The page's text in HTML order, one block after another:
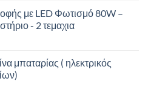
με LED Φωτισμό 80W –
- 2 τεμαχια
μπαταρίας ( ηλεκτρικός